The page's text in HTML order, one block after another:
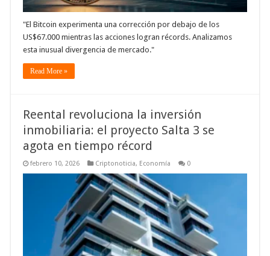
"El Bitcoin experimenta una corrección por debajo de los
US$67.000 mientras las acciones logran récords. Analizamos
esta inusual divergencia de mercado."
Read More »
Reental revoluciona la inversión
inmobiliaria: el proyecto Salta 3 se
agota en tiempo récord
febrero 10, 2026 Criptonoticia, Economía 0